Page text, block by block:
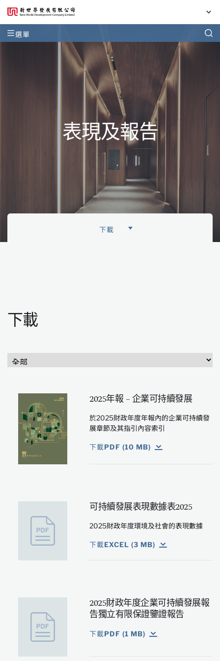
選單
表現及報告
下載
下載
2025年報 – 企業可持續發展
於2025財政年度年報內的企業可持續發
展章節及其指引內容索引
下載PDF (10 MB)
可持續發展表現數據表2025
2025財政年度環境及社會的表現數據
下載EXCEL (3 MB)
2025財政年度企業可持續發展報
告獨立有限保證鑒證報告
下載PDF (1 MB)